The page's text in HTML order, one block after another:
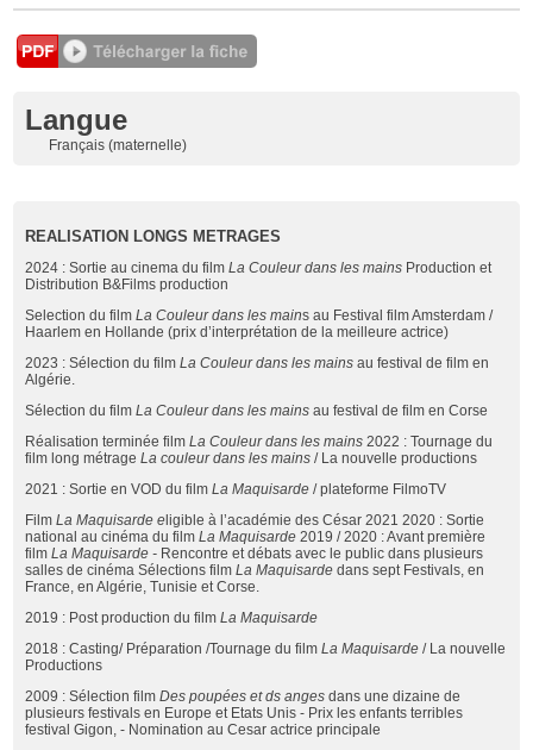
Langue
Français (maternelle)
REALISATION LONGS METRAGES
2024 : Sortie au cinema du filmLa Couleur dans les mains Production et
Distribution B&Films production
Selection du filmLa Couleur dans les mains au Festival film Amsterdam /
Haarlem en Hollande (prix d’interprétation de la meilleure actrice)
2023 : Sélection du filmLa Couleur dans les mainsau festival de film en
Algérie.
Sélection du filmLa Couleur dans les mainsau festival de film en Corse
Réalisation terminée filmLa Couleur dans les mains2022 : Tournage du
film long métrageLa couleur dans les mains/ La nouvelle productions
2021 : Sortie en VOD du filmLa Maquisarde/ plateforme FilmoTV
FilmLa Maquisarde eligible à l’académie des César 2021 2020 : Sortie
national au cinéma du filmLa Maquisarde2019 / 2020 : Avant première
filmLa Maquisarde - Rencontre et débats avec le public dans plusieurs
salles de cinéma Sélections filmLa Maquisardedans sept Festivals, en
France, en Algérie, Tunisie et Corse.
2019 : Post production du filmLa Maquisarde
2018 : Casting/ Préparation /Tournage du filmLa Maquisarde/ La nouvelle
Productions
2009 : Sélection filmDes poupées et ds angesdans une dizaine de
plusieurs festivals en Europe et Etats Unis - Prix les enfants terribles
festival Gigon, - Nomination au Cesar actrice principale